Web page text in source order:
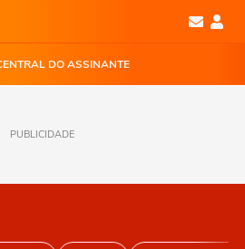
DO ASSINANTE
PUBLICIDADE